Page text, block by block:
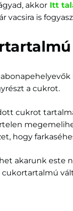
akkor Itt
vacsira is
a cukrot.
cukrot
hogy
akarunk este